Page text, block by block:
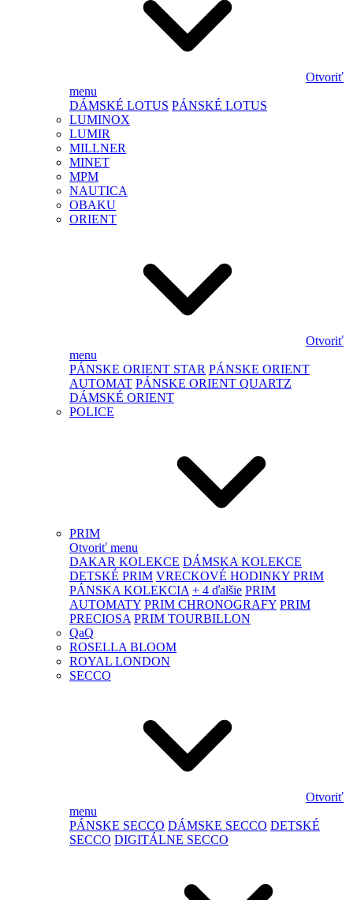
Otvoriť
menu
DÁMSKÉ LOTUS PÁNSKÉ LOTUS
LUMINOX
LUMIR
MILLNER
MINET
MPM
NAUTICA
OBAKU
ORIENT
Otvoriť
menu
PÁNSKE ORIENT STAR PÁNSKE ORIENT
AUTOMAT PÁNSKE ORIENT QUARTZ
DÁMSKÉ ORIENT
POLICE
PRIM
Otvoriť menu
DAKAR KOLEKCE DÁMSKA KOLEKCE
DETSKÉ PRIM VRECKOVÉ HODINKY PRIM
PÁNSKA KOLEKCIA + 4 ďalšie PRIM
AUTOMATY PRIM CHRONOGRAFY PRIM
PRECIOSA PRIM TOURBILLON
QaQ
ROSELLA BLOOM
ROYAL LONDON
SECCO
Otvoriť
menu
PÁNSKE SECCO DÁMSKE SECCO DETSKÉ
SECCO DIGITÁLNE SECCO